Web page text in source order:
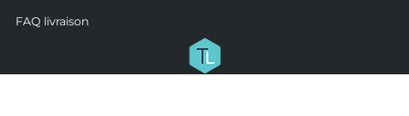
FAQ livraison